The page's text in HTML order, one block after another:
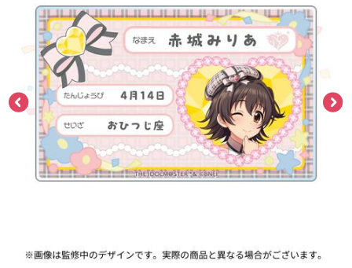
プレミアム会員とは
電音部
太鼓の達人
ACE COMBAT
パックマン
ナムコクラシック
ガンダムシリーズ